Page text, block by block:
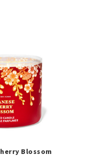
Blossom